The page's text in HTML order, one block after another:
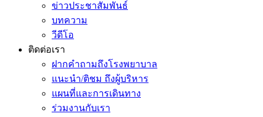
ข่าวประชาสัมพันธ์
บทความ
วีดีโอ
ติดต่อเรา
ฝากคำถามถึงโรงพยาบาล
แนะนำ/ติชม ถึงผู้บริหาร
แผนที่และการเดินทาง
ร่วมงานกับเรา